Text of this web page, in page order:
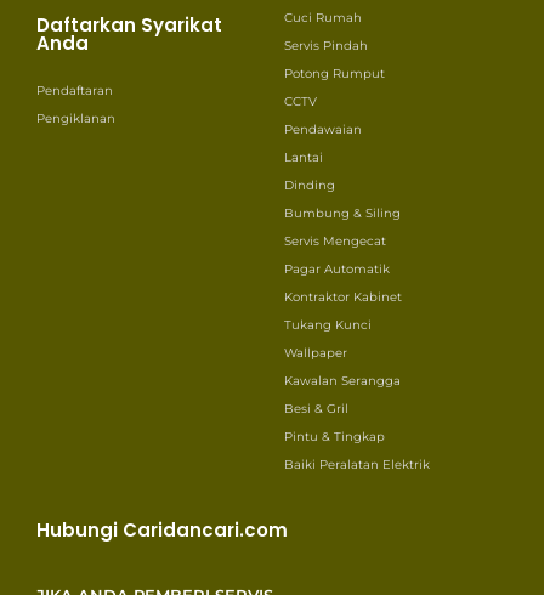
Daftarkan Syarikat
Anda
Pendaftaran
Pengiklanan
Cuci Rumah
Servis Pindah
Potong Rumput
CCTV
Pendawaian
Lantai
Dinding
Bumbung & Siling
Servis Mengecat
Pagar Automatik
Kontraktor Kabinet
Tukang Kunci
Wallpaper
Kawalan Serangga
Besi & Gril
Pintu & Tingkap
Baiki Peralatan Elektrik
Hubungi Caridancari.com